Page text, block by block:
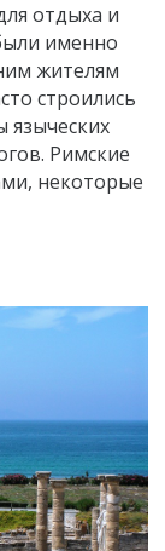
отдыха и
именно
жителям
строились
языческих
Римские
некоторые